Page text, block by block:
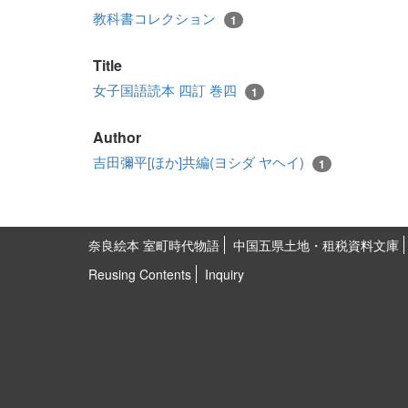
教科書コレクション 1
Title
女子国語読本 四訂 巻四 1
Author
吉田彌平[ほか]共編(ヨシダ ヤヘイ) 1
奈良絵本 室町時代物語 中国五県土地・租税資料文庫
Reusing Contents
Inquiry